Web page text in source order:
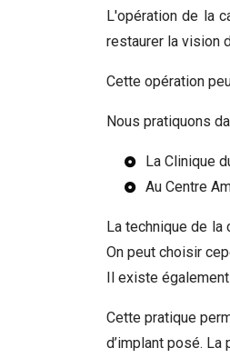
L'opération de la
restaurer la vision
Cette opération
Nous pratiquons
La Clinique
Au Centre
La technique de
On peut choisir
Il existe
Cette pratique
d’implant posé. La